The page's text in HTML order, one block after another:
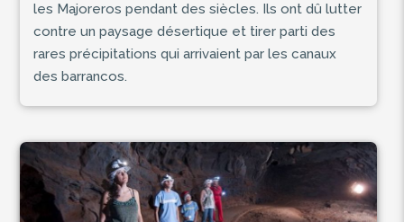
les Majoreros pendant des siècles. Ils ont dû lutter
contre un paysage désertique et tirer parti des
rares précipitations qui arrivaient par les canaux
des barrancos.